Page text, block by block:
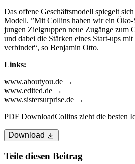
Das offene Geschäftsmodell spiegelt
Modell. ”Mit Collins haben wir ein Öko-
jungen Zielgruppen neue Zugänge zum
und dabei die Stärken eines Start-ups
verbindet“, so Benjamin Otto.
Links:
www.aboutyou.de
www.edited.de
www.sistersurprise.de
PDF DownloadCollins zieht die besten
Download
Teile diesen Beitrag